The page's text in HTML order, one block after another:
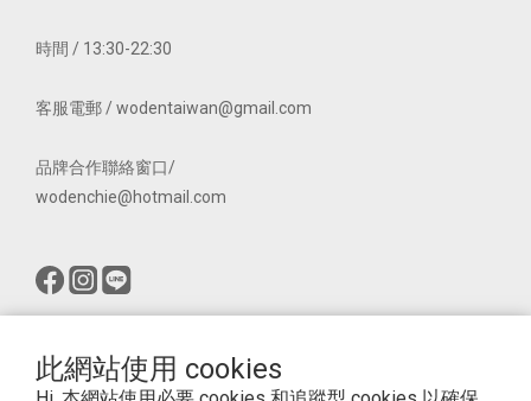
此網站使用 cookies
時間 / 13:30-22:30
客服電郵 / wodentaiwan@gmail.com
品牌合作聯絡窗口/
wodenchie@hotmail.com